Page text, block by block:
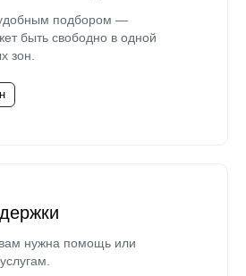
удобным подбором —
быть свободно в одной
зон.
нужна помощь или